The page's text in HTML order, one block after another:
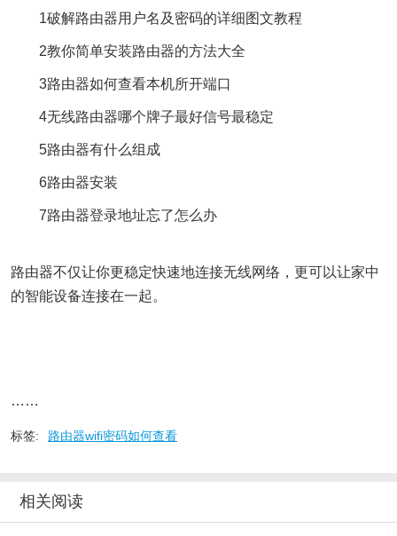
1破解路由器用户名及密码的详细图文教程
2教你简单安装路由器的方法大全
3路由器如何查看本机所开端口
4无线路由器哪个牌子最好信号最稳定
5路由器有什么组成
6路由器安装
7路由器登录地址忘了怎么办
路由器不仅让你更稳定快速地连接无线网络，更可以让家中
的智能设备连接在一起。
……
标签: 路由器wifi密码如何查看
相关阅读